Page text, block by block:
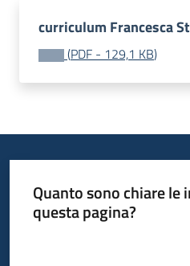
curriculum Francesca
(PDF - 129,1 KB)
Quanto sono chiare le
questa pagina?